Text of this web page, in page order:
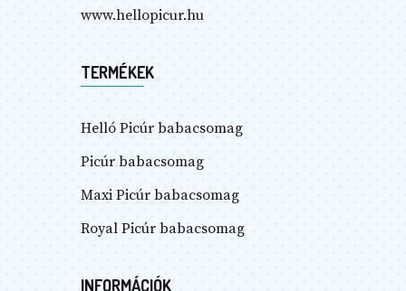
www.hellopicur.hu
TERMÉKEK
Helló Picúr babacsomag
Picúr babacsomag
Maxi Picúr babacsomag
Royal Picúr babacsomag
INFORMÁCIÓK